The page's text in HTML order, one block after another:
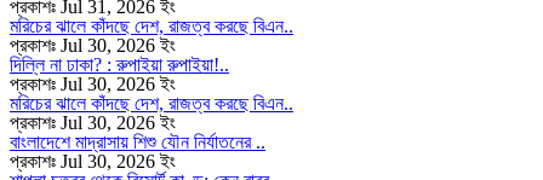
প্রকাশঃ Jul 31, 2026 ইং
মরিচের ঝালে কাঁদছে দেশ, রাজত্ব করছে বিএন..
প্রকাশঃ Jul 30, 2026 ইং
দিল্লি না ঢাকা? : রুপাইয়া রুপাইয়া!..
প্রকাশঃ Jul 30, 2026 ইং
মরিচের ঝালে কাঁদছে দেশ, রাজত্ব করছে বিএন..
প্রকাশঃ Jul 30, 2026 ইং
বাংলাদেশে মাদ্রাসায় শিশু যৌন নির্যাতনের ..
প্রকাশঃ Jul 30, 2026 ইং